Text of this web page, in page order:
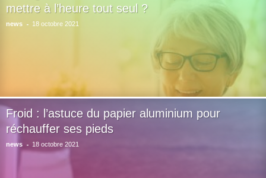
mettre à l’heure tout seul ?
news - 18 octobre 2021
Froid : l’astuce du papier aluminium pour
réchauffer ses pieds
news - 18 octobre 2021